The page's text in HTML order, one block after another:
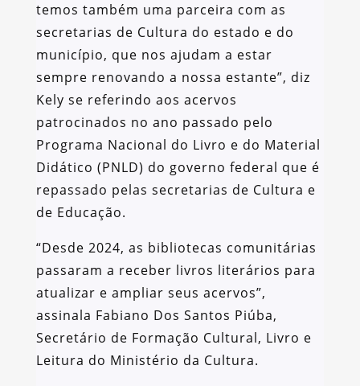
temos também uma parceira com as
secretarias de Cultura do estado e do
município, que nos ajudam a estar
sempre renovando a nossa estante”, diz
Kely se referindo aos acervos
patrocinados no ano passado pelo
Programa Nacional do Livro e do Material
Didático (PNLD) do governo federal que é
repassado pelas secretarias de Cultura e
de Educação.
“Desde 2024, as bibliotecas comunitárias
passaram a receber livros literários para
atualizar e ampliar seus acervos”,
assinala Fabiano Dos Santos Piúba,
Secretário de Formação Cultural, Livro e
Leitura do Ministério da Cultura.